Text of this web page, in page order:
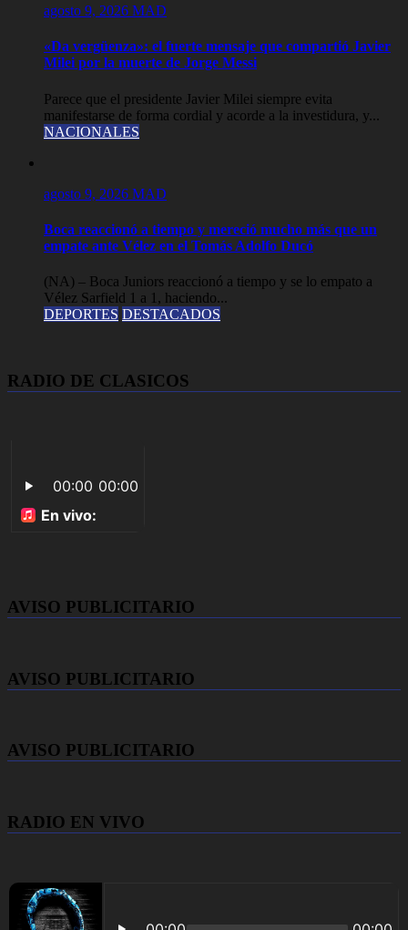
agosto 9, 2026 MAD
«Da vergüenza»: el fuerte mensaje que compartió Javier
Milei por la muerte de Jorge Messi
Parece que el presidente Javier Milei siempre evita
manifestarse de forma cordial y acorde a la investidura, y...
NACIONALES
agosto 9, 2026 MAD
Boca reaccionó a tiempo y mereció mucho más que un
empate ante Vélez en el Tomás Adolfo Ducó
(NA) – Boca Juniors reaccionó a tiempo y se lo empato a
Vélez Sarfield 1 a 1, haciendo...
DEPORTES DESTACADOS
RADIO DE CLASICOS
AVISO PUBLICITARIO
AVISO PUBLICITARIO
AVISO PUBLICITARIO
RADIO EN VIVO